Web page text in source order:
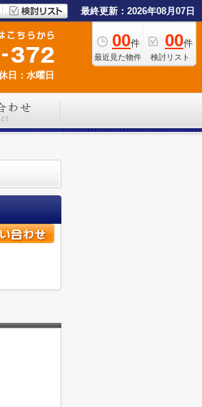
最終更新：2026年08月07日
00件
最近見た物件
00件
検討リスト
日：水曜日